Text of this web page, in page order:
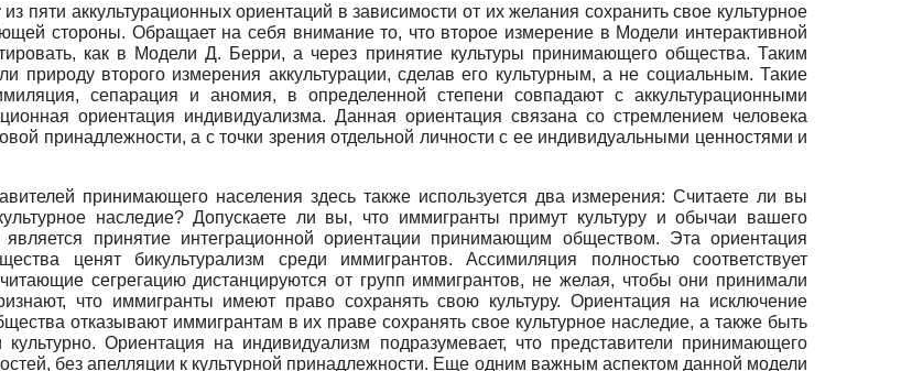
пяти аккультурационных ориентаций в зависимости от их желания сохранить свое культурное
стороны. Обращает на себя внимание то, что второе измерение в Модели интерактивной
как в Модели Д. Берри, а через принятие культуры принимающего общества. Таким
природу второго измерения аккультурации, сделав его культурным, а не социальным. Такие
сепарация и аномия, в определенной степени совпадают с аккультурационными
ориентация индивидуализма. Данная ориентация связана со стремлением человека
принадлежности, а с точки зрения отдельной личности с ее индивидуальными ценностями и
принимающего населения здесь также используется два измерения: Считаете ли вы
наследие? Допускаете ли вы, что иммигранты примут культуру и обычаи вашего
принятие интеграционной ориентации принимающим обществом. Эта ориентация
ценят бикультурализм среди иммигрантов. Ассимиляция полностью соответствует
сегрегацию дистанцируются от групп иммигрантов, не желая, чтобы они принимали
что иммигранты имеют право сохранять свою культуру. Ориентация на исключение
отказывают иммигрантам в их праве сохранять свое культурное наследие, а также быть
Ориентация на индивидуализм подразумевает, что представители принимающего
без апелляции к культурной принадлежности. Еще одним важным аспектом данной модели